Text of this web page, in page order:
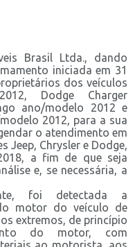
Brasil Ltda., dando
iniciada em 31
dos veículos
Dodge Charger
ano/modelo 2012 e
2012, para a sua
o atendimento em
Jeep, Chrysler e Dodge,
a fim de que seja
e, se necessária, a
foi detectada a
motor do veículo de
extremos, de princípio
do motor, com